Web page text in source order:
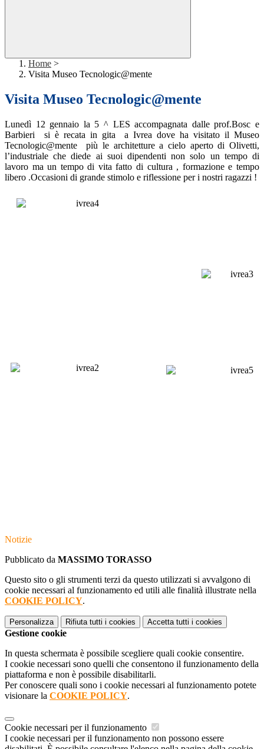
Home >
Visita Museo Tecnologic@mente
Visita Museo Tecnologic@mente
Lunedì 12 gennaio la 5 ^ LES accompagnata dalle prof.Bosc e
Barbieri si è recata in gita a Ivrea dove ha visitato il Museo
Tecnologic@mente più le architetture a cielo aperto di Olivetti,
l’industrialeche diede ai suoi dipendenti non solo un tempo di
lavoro ma un tempo di vita fatto di cultura , formazione e tempo
libero .Occasioni di grande stimolo e riflessione per i nostri ragazzi !
Notizie
Pubblicato da MASSIMO TORASSO
Questo sito o gli strumenti terzi da questo utilizzati si avvalgono di
cookie necessari al funzionamento ed utili alle finalità illustrate nella
COOKIE POLICY.
Personalizza Rifiuta tutti i cookies Accetta tutti i cookies
Gestione cookie
In questa schermata è possibile scegliere quali cookie consentire.
I cookie necessari sono quelli che consentono il funzionamento della
piattaforma e non è possibile disabilitarli.
Per conoscere quali sono i cookie necessari al funzionamento potete
visionare la COOKIE POLICY.
Cookie necessari per il funzionamento
I cookie necessari per il funzionamento non possono essere